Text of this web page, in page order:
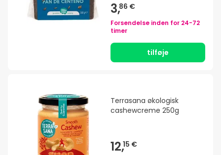
3,86 €
Forsendelse inden for 24-72
timer
tilføje
Terrasana økologisk
cashewcreme 250g
12,15 €